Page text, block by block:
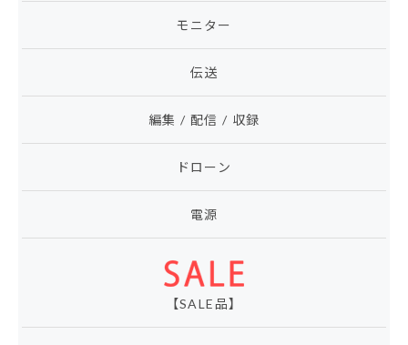
モニター
伝送
編集 / 配信 / 収録
ドローン
電源
【SALE品】